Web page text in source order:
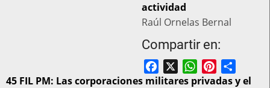
actividad
Raúl Ornelas Bernal
Compartir en:
Facebook WhatsAppPinterest
45 FIL PM: Las corporaciones militares privadas y el